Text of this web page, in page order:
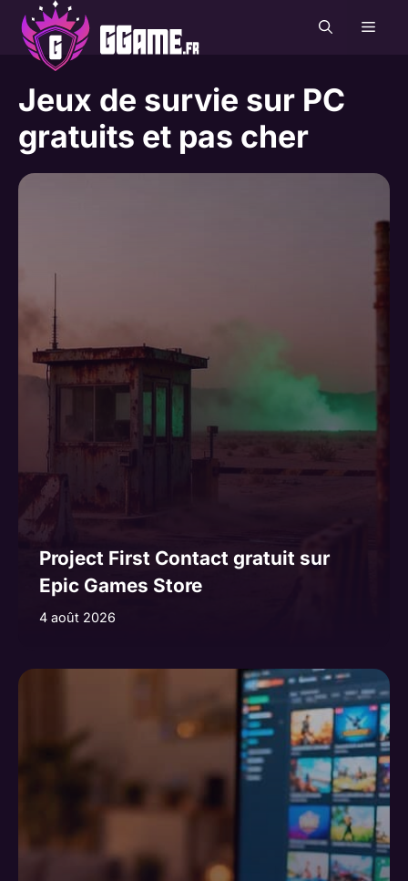
Aller
contenu
Jeux de survie sur PC
gratuits et pas cher
Project First Contact gratuit sur
Epic Games Store
4 août 2026